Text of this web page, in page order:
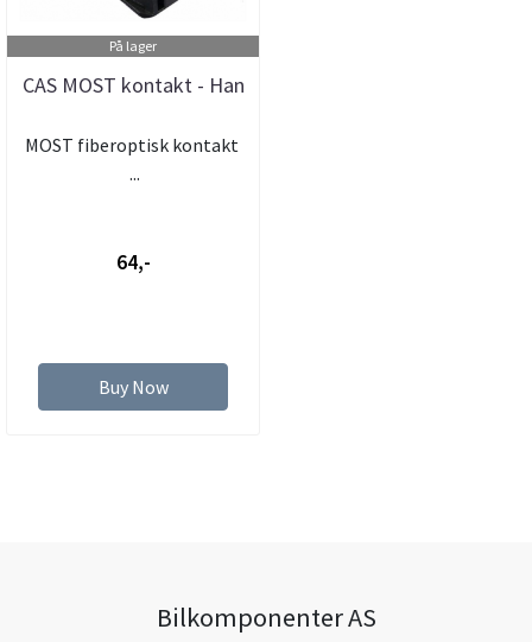
På lager
CAS MOST kontakt - Han
MOST fiberoptisk kontakt
...
64,-
Buy Now
Bilkomponenter AS